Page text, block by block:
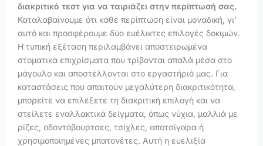
διακριτικό τεστ για να ταιριάζει στην περίπτωσή σας.
Καταλαβαίνουμε ότι κάθε περίπτωση είναι μοναδική, γι'
αυτό και προσφέρουμε δύο ευέλικτες επιλογές δοκιμών.
Η τυπική εξέταση περιλαμβάνει αποστειρωμένα
στοματικά επιχρίσματα που τρίβονται απαλά μέσα στο
μάγουλο και αποστέλλονται στο εργαστήριό μας. Για
καταστάσεις που απαιτούν μεγαλύτερη διακριτικότητα,
μπορείτε να επιλέξετε τη διακριτική επιλογή και να
στείλετε εναλλακτικά δείγματα, όπως νύχια, μαλλιά με
ρίζες, οδοντόβουρτσες, τσίχλες, αποτσίγαρα ή
χρησιμοποιημένες μπατονέτες. Αυτή η ευελιξία